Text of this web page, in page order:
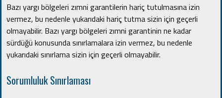
Bazı yargı bölgeleri zımni garantilerin hariç tutulmasına izin
vermez, bu nedenle yukarıdaki hariç tutma sizin için geçerli
olmayabilir. Bazı yargı bölgeleri zımni garantinin ne kadar
sürdüğü konusunda sınırlamalara izin vermez, bu nedenle
yukarıdaki sınırlama sizin için geçerli olmayabilir.
Sorumluluk Sınırlaması